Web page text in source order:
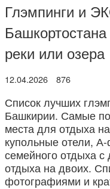
Глэмпинги и
реки или озера
12.04.2026 876
Список лучших
Башкирии. Самые
места для отдыха
купольные отели,
семейного отдыха с
отдыха на двоих.
фотографиями и